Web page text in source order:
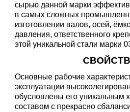
сырью данной марки
в самых сложных
изготовлении валов, осей,
давления, ответственного
этой уникальной стали марки
Основные рабочие
эксплуатации
обусловлены его уникальным
составом с прекрасно